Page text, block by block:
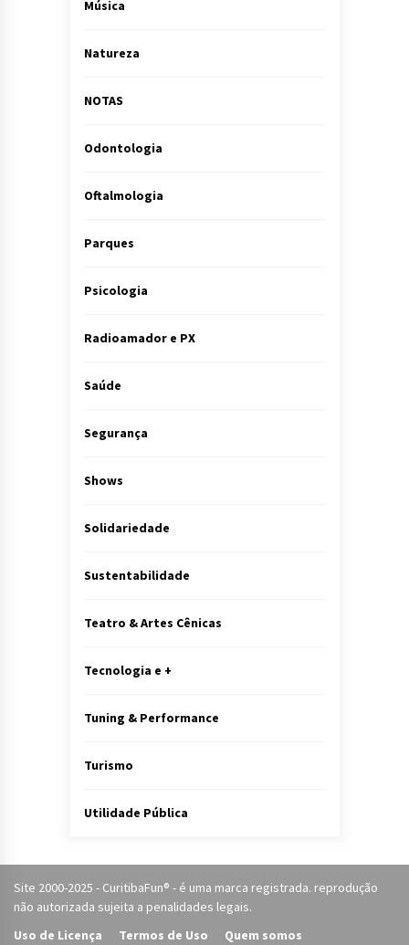
Música
Natureza
NOTAS
Odontologia
Oftalmologia
Parques
Psicologia
Radioamador e PX
Saúde
Segurança
Shows
Solidariedade
Sustentabilidade
Teatro & Artes Cênicas
Tecnologia e +
Tuning & Performance
Turismo
Utilidade Pública
Site 2000-2025 - CuritibaFun® - é uma marca registrada. reprodução
não autorizada sujeita a penalidades legais.
Uso de Licença
Termos de Uso Quem somos